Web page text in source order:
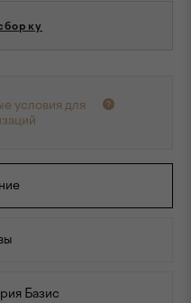
условия для
Базис